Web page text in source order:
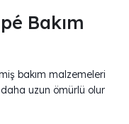
Bakım
bakım malzemeleri
uzun ömürlü olur